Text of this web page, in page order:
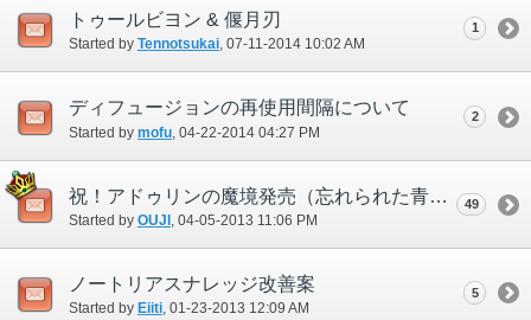
トゥールビヨン & 偃月刃
Started by Tennotsukai‎, 07-11-2014 10:02 AM
1
ディフュージョンの再使用間隔について
Started by mofu ‎, 04-22-2014 04:27 PM
2
祝！アドゥリンの魔境発売（忘れられた青魔法）
Started by OUJI ‎, 04-05-2013 11:06 PM
49
ノートリアスナレッジ改善案
Started by Eiiti‎, 01-23-2013 12:09 AM
5